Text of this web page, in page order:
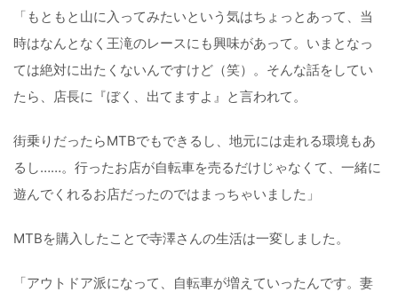
「もともと山に入ってみたいという気はちょっとあって、当
時はなんとなく王滝のレースにも興味があって。いまとなっ
ては絶対に出たくないんですけど（笑）。そんな話をしてい
たら、店長に『ぼく、出てますよ』と言われて。
街乗りだったらMTBでもできるし、地元には走れる環境もあ
るし……。行ったお店が自転車を売るだけじゃなくて、一緒に
遊んでくれるお店だったのではまっちゃいました」
MTBを購入したことで寺澤さんの生活は一変しました。
「アウトドア派になって、自転車が増えていったんです。妻